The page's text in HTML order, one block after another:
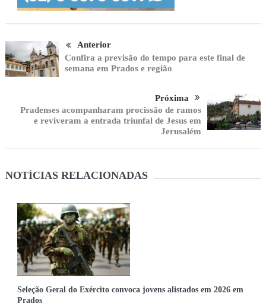
Anterior
Confira a previsão do tempo para este final de
semana em Prados e região
Próxima
Pradenses acompanharam procissão de ramos
e reviveram a entrada triunfal de Jesus em
Jerusalém
NOTÍCIAS RELACIONADAS
Seleção Geral do Exército convoca jovens alistados em 2026 em
Prados